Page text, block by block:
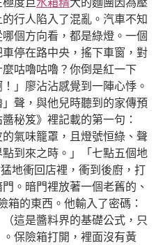
行人陷入了混亂。汽車不知
個方向看，都是綠燈。一個
停在路中央，搖下車窗，對
咕嚕咕嚕？你倒是紅一下
」廖沾沾感覺到一陣心悸。
聲，與他兒時聽到的家傳預
秘笈》裡記載的第一句：
的氣味籠罩，且燈號恒綠、聲
到來之時。」「七點五個地
地衝回店裡，衝到後廚，打
。暗門裡放著一個老舊的、
箱的東西。他輸入了密碼：
這是醬料界的基礎公式，只
保險箱打開，裡面沒有黃